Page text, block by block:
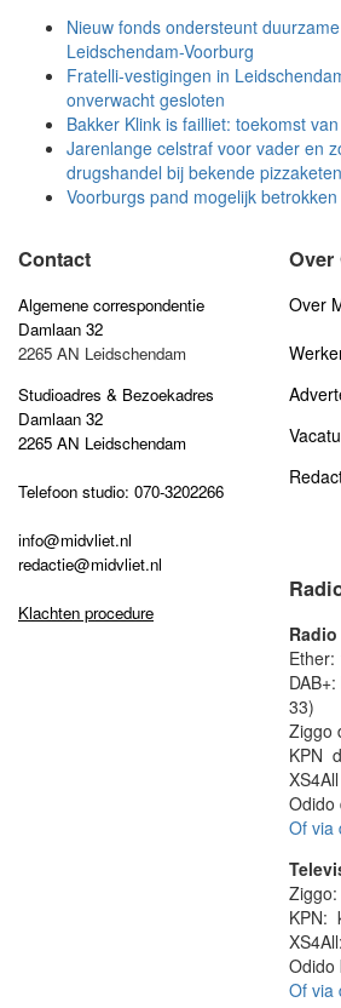
Nieuw fonds ondersteunt
Leidschendam-Voorburg
Fratelli-vestigingen in
onverwacht gesloten
Bakker Klink is failliet: toekomst
Jarenlange celstraf voor vader en
drugshandel bij bekende pizzaketen
Voorburgs pand mogelijk
Contact
Algemene correspondentie
Damlaan 32
2265 AN Leidschendam
Studioadres & Bezoekadres
Damlaan 32
2265 AN Leidschendam
Telefoon studio: 070-3202266
info@midvliet.nl
redactie@midvliet.nl
Klachten procedure
Over
Over
Radio
Ether:
33)
Ziggo
KPN
Odido
Of via
Ziggo:
KPN:
Odido
Of via